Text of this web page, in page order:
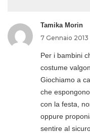
Tamika Morin
7 Gennaio
Per i bambini
costume
Giochiamo a
che
con la festa,
oppure
sentire al